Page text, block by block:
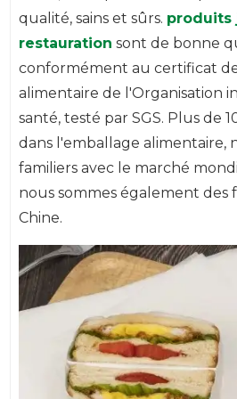
qualité, sains et sûrs. produits
restauration sont de bonne
conformément au certificat
alimentaire de l'Organisation
santé, testé par SGS. Plus de
dans l'emballage alimentaire,
familiers avec le marché
nous sommes également des
Chine.